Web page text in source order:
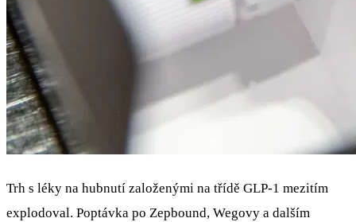
Trh s léky na hubnutí založenými na třídě GLP-1 mezitím
explodoval. Poptávka po Zepbound, Wegovy a dalším